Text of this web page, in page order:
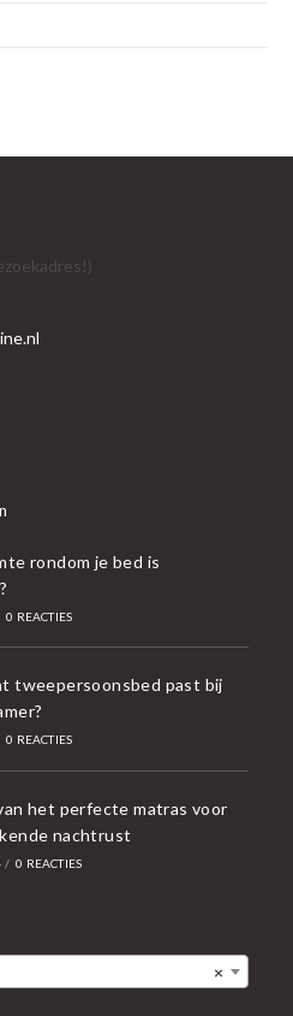
rondom je bed is
0 REACTIES
tweepersoonsbed past bij
0 REACTIES
het perfecte matras voor
nachtrust
/ 0 REACTIES
×